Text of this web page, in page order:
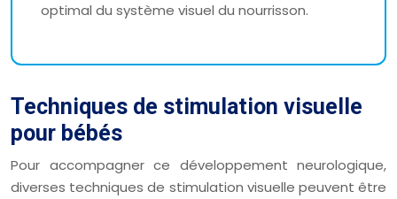
optimal du système visuel du nourrisson.
Techniques de stimulation visuelle
pour bébés
Pour accompagner ce développement neurologique,
diverses techniques de stimulation visuelle peuvent être